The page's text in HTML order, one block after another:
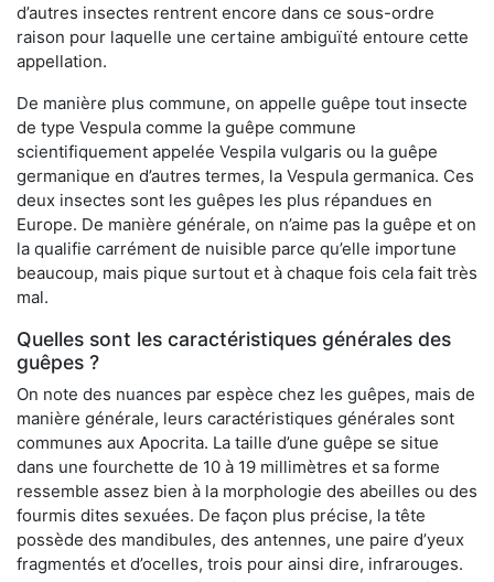
d’autres insectes rentrent encore dans ce sous-ordre
raison pour laquelle une certaine ambiguïté entoure cette
appellation.
De manière plus commune, on appelle guêpe tout insecte
de type Vespula comme la guêpe commune
scientifiquement appelée Vespila vulgaris ou la guêpe
germanique en d’autres termes, la Vespula germanica. Ces
deux insectes sont les guêpes les plus répandues en
Europe. De manière générale, on n’aime pas la guêpe et on
la qualifie carrément de nuisible parce qu’elle importune
beaucoup, mais pique surtout et à chaque fois cela fait très
mal.
Quelles sont les caractéristiques générales des
guêpes ?
On note des nuances par espèce chez les guêpes, mais de
manière générale, leurs caractéristiques générales sont
communes aux Apocrita. La taille d’une guêpe se situe
dans une fourchette de 10 à 19 millimètres et sa forme
ressemble assez bien à la morphologie des abeilles ou des
fourmis dites sexuées. De façon plus précise, la tête
possède des mandibules, des antennes, une paire d’yeux
fragmentés et d’ocelles, trois pour ainsi dire, infrarouges.